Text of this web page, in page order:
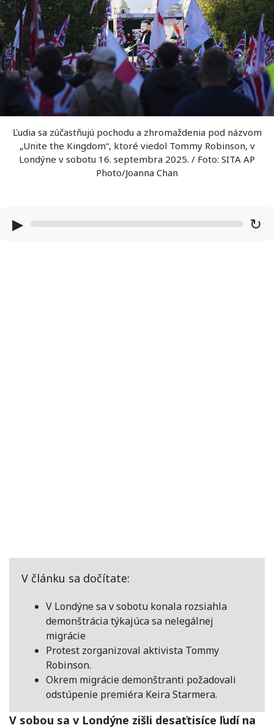
Ľudia sa zúčastňujú pochodu a zhromaždenia pod názvom
„Unite the Kingdom“, ktoré viedol Tommy Robinson, v
Londýne v sobotu 16. septembra 2025. / Foto: SITA AP
Photo/Joanna Chan
▶ ↻
V článku sa dočítate:
V Londýne sa v sobotu konala rozsiahla
demonštrácia týkajúca sa nelegálnej
migrácie
Protest zorganizoval aktivista Tommy
Robinson.
Okrem migrácie demonštranti požadovali
odstúpenie premiéra Keira Starmera.
V sobou sa v Londýne zišli desaťtisíce ľudí na